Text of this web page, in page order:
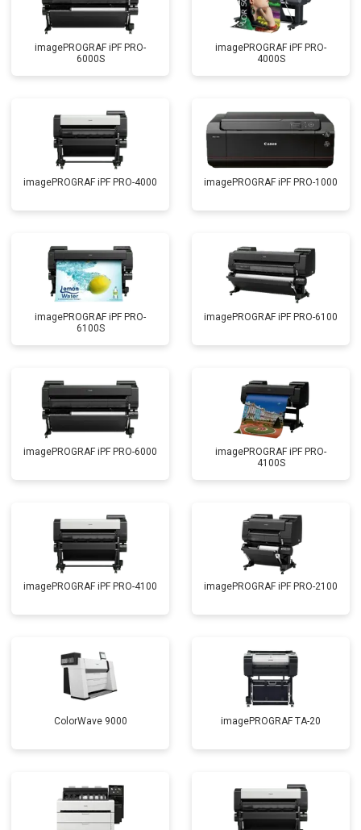
imagePROGRAF iPF PRO-
6000S
imagePROGRAF iPF PRO-
4000S
imagePROGRAF iPF PRO-4000 imagePROGRAF iPF PRO-1000
imagePROGRAF iPF PRO-
6100S
imagePROGRAF iPF PRO-6100
imagePROGRAF iPF PRO-6000
imagePROGRAF iPF PRO-
4100S
imagePROGRAF iPF PRO-4100 imagePROGRAF iPF PRO-2100
ColorWave 9000 imagePROGRAF TA-20